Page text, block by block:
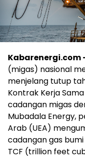
Kabarenergi.com
(migas) nasional
menjelang tutup
Kontrak Kerja
cadangan migas
Mubadala Energy,
Arab (UEA)
cadangan gas
TCF (trillion feet